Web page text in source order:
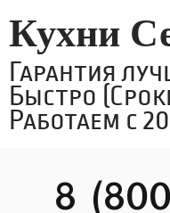
Кухни
Гарантия
Быстро
Работаем с
8